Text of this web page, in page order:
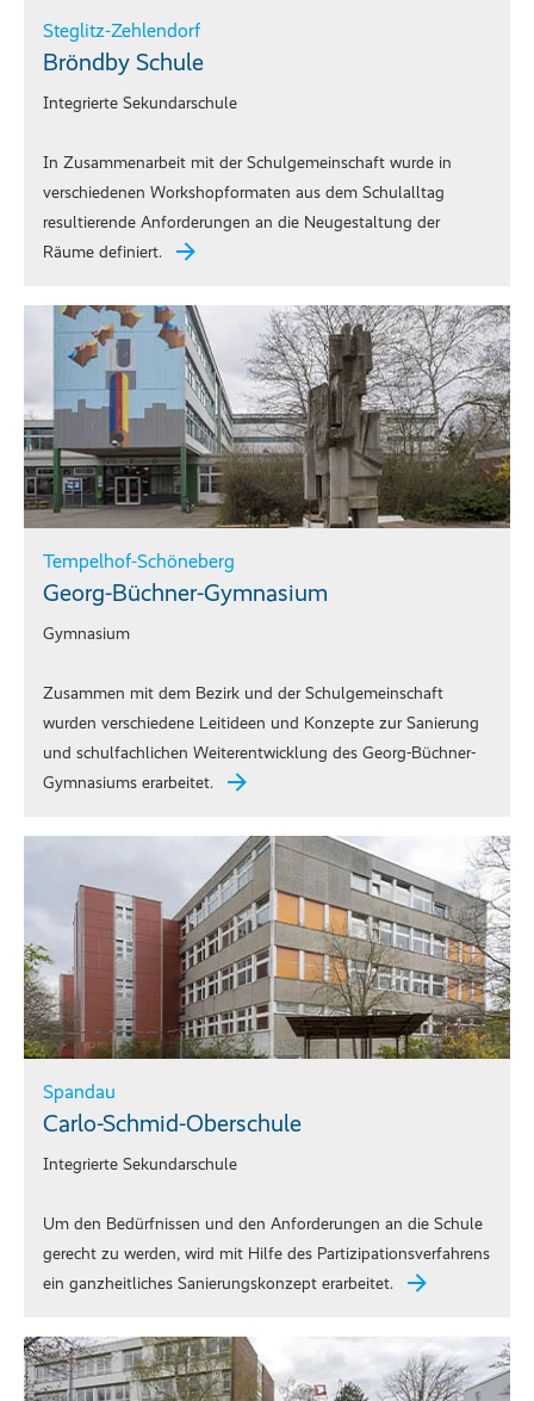
Steglitz-Zehlendorf
Bröndby Schule
Integrierte Sekundarschule
In Zusammenarbeit mit der Schulgemeinschaft wurde in
verschiedenen Workshopformaten aus dem Schulalltag
resultierende Anforderungen an die Neugestaltung der
Räume definiert.
Tempelhof-Schöneberg
Georg-Büchner-Gymnasium
Gymnasium
Zusammen mit dem Bezirk und der Schulgemeinschaft
wurden verschiedene Leitideen und Konzepte zur Sanierung
und schulfachlichen Weiterentwicklung des Georg-Büchner-
Gymnasiums erarbeitet.
Spandau
Carlo-Schmid-Oberschule
Integrierte Sekundarschule
Um den Bedürfnissen und den Anforderungen an die Schule
gerecht zu werden, wird mit Hilfe des Partizipationsverfahrens
ein ganzheitliches Sanierungskonzept erarbeitet.